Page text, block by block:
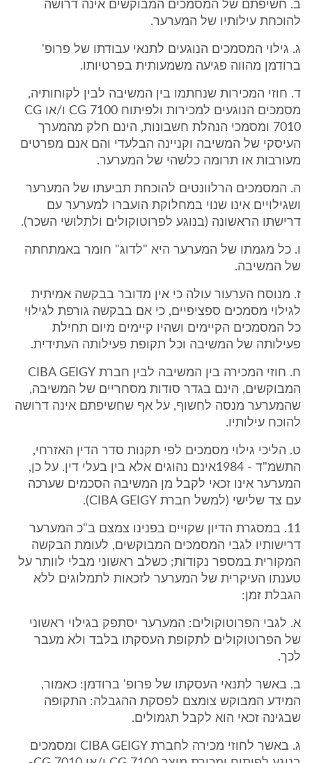
ב. חשיפתם של המסמכים המבוקשים אינה דרושה
להוכחת עילותיו של המערער.
ג. גילוי המסמכים הנוגעים לתנאי עבודתו של פרופ'
ברודמן מהווה פגיעה משמעותית בפרטיותו.
ד. חוזי המכירות שנחתמו בין המשיבה לבין לקוחותיה,
מסמכים הנוגעים למכירות ולפיתוח CG 7100 ו/או CG
7010 ומסמכי הנהלת חשבונות, הינם חלק מהמערך
העיסקי של המשיבה וקניינה הבלעדי והם אנם מפרטים
מעורבות או תרומה כלשהי של המערער.
ה. המסמכים הרלוונטים להוכחת תביעתו של המערער
ושגילויים אינו שנוי במחלוקת הועברו למערער עם
דרישתו הראשונה (בנוגע לפרוטוקולים ולתלושי השכר).
ו. כל מגמתו של המערער היא "לדוג" חומר באמתחתה
של המשיבה.
ז. מנוסח הערעור עולה כי אין מדובר בבקשה אמיתית
לגילוי מסמכים ספציפיים, כי אם בבקשה גורפת לגילוי
כל המסמכים הקיימים ושהיו קיימים מיום תחילת
פעילותה של המשיבה וכל תקופת פעילותה העתידית.
ח. חוזי המכירה בין המשיבה לבין חברת CIBA GEIGY
המבוקשים, הינם בגדר סודות מסחריים של המשיבה,
שהמערער מנסה לחשוף, על אף שחשיפתם אינה דרושה
להוכח עילותיו.
ט. הליכי גילוי מסמכים לפי תקנות סדר הדין האזרחי,
התשמ"ד - 1984אינם נהוגים אלא בין בעלי דין. על כן,
המערער אינו זכאי לקבל מן המשיבה הסכמים שערכה
עם צד שלישי (למשל חברת CIBA GEIGY).
11. במסגרת הדיון שקויים בפנינו צמצם ב"כ המערער
דרישותיו לגבי המסמכים המבוקשים, לעומת הבקשה
המקורית במספר נקודות; כשלב ראשוני מבלי לוותר על
טענתו העיקרית של המערער לזכאות לתמלוגים ללא
הגבלת זמן:
א. לגבי הפרוטוקולים: המערער יסתפק בגילוי ראשוני
של הפרוטוקולים לתקופת העסקתו בלבד ולא מעבר
לכך.
ב. באשר לתנאי העסקתו של פרופ' ברודמן: כאמור,
המידע המבוקש צומצם לפסקת ההגבלה: התקופה
שבגינה זכאי הוא לקבל תגמולים.
ג. באשר לחוזי מכירה לחברת CIBA GEIGY ומסמכים